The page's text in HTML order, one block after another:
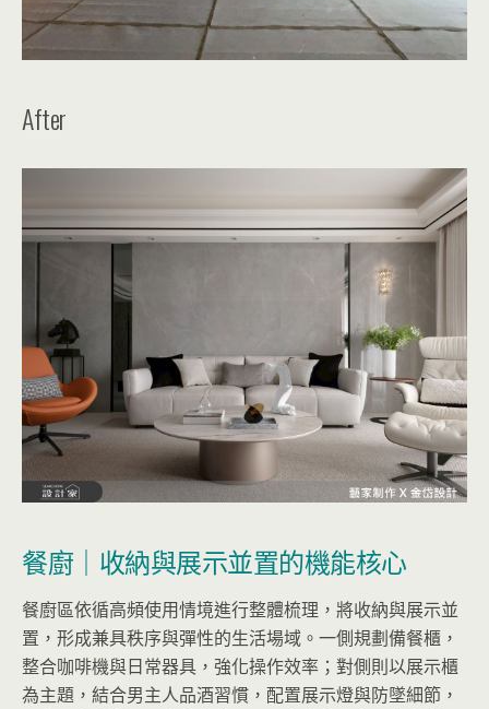
After
餐廚｜收納與展示並置的機能核心
餐廚區依循高頻使用情境進行整體梳理，將收納與展示並
置，形成兼具秩序與彈性的生活場域。一側規劃備餐櫃，
整合咖啡機與日常器具，強化操作效率；對側則以展示櫃
為主題，結合男主人品酒習慣，配置展示燈與防墜細節，